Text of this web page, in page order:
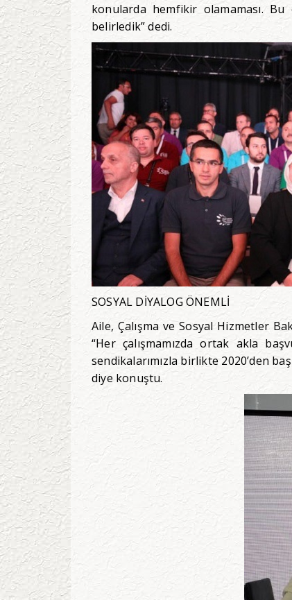
konularda hemfikir olamaması.
belirledik” dedi.
SOSYAL DİYALOG ÖNEMLİ
Aile, Çalışma ve Sosyal Hizmetler
“Her çalışmamızda ortak akla
sendikalarımızla birlikte 2020’den
diye konuştu.